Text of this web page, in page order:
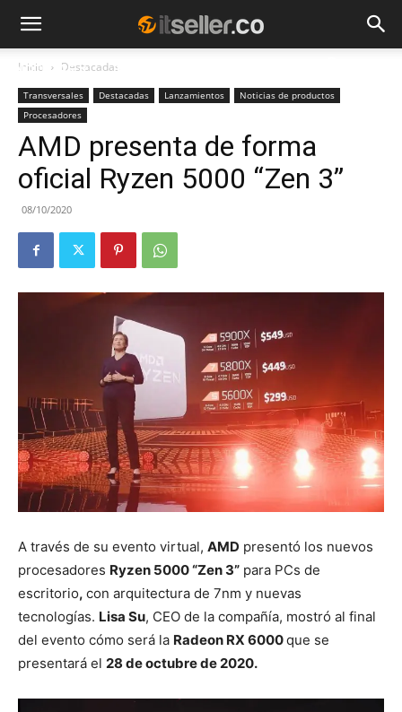
NOTICIAS TENDENCIAS
Inicio Destacadas
Transversales Destacadas Lanzamientos
Noticias de productos
Procesadores
AMD presenta de forma
oficial Ryzen 5000 “Zen 3”
08/10/2020
A través de su evento virtual, AMD presentó los nuevos
procesadores Ryzen 5000 “Zen 3” para PCs de
escritorio, con arquitectura de 7nm y nuevas
tecnologías. Lisa Su, CEO de la compañía, mostró al final
del evento cómo será la Radeon RX 6000que se
presentará el 28 de octubre de 2020.